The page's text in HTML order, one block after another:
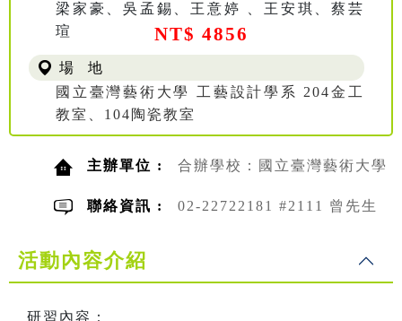
NT$ 4856
梁家豪、吳孟錫、王意婷 、王安琪、蔡芸
瑄
場 地
國立臺灣藝術大學 工藝設計學系 204金工
教室、104陶瓷教室
主辦單位 : 合辦學校：國立臺灣藝術大學
聯絡資訊 : 02-22722181 #2111 曾先生
活動內容介紹
研習內容：